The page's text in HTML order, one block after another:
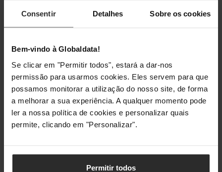
Consentir Detalhes Sobre os cookies
Bem-vindo à Globaldata!
Se clicar em "Permitir todos", estará a dar-nos
permissão para usarmos cookies. Eles servem para que
possamos monitorar a utilização do nosso site, de forma
a melhorar a sua experiência. A qualquer momento pode
ler a nossa política de cookies e personalizar quais
permite, clicando em "Personalizar".
Permitir todos